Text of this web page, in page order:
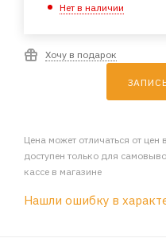
Нет в наличии
Хочу в подарок
Цена может отличаться от
доступен только для
кассе в магазине
Нашли ошибку в